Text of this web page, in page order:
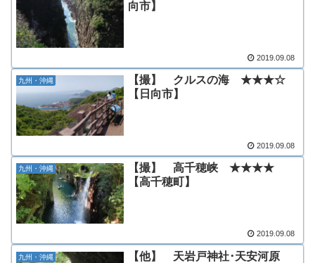
向市】
2019.09.08
九州・沖縄
【撮】 クルスの海 ★★★☆
【日向市】
2019.09.08
九州・沖縄
【撮】 高千穂峡 ★★★★
【高千穂町】
2019.09.08
九州・沖縄
【他】 天岩戸神社･天安河原